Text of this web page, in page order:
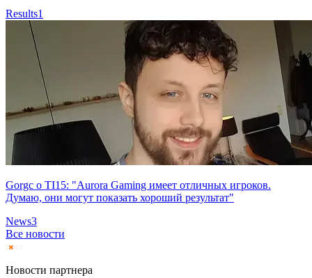
Results1
Gorgc о TI15: "Aurora Gaming имеет отличных игроков.
Думаю, они могут показать хороший результат"
News3
Все новости
Новости партнера